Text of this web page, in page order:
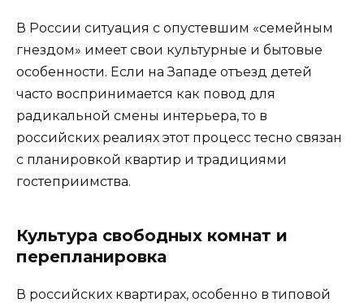
В России ситуация с опустевшим «семейным
гнездом» имеет свои культурные и бытовые
особенности. Если на Западе отъезд детей
часто воспринимается как повод для
радикальной смены интерьера, то в
российских реалиях этот процесс тесно связан
с планировкой квартир и традициями
гостеприимства.
Культура свободных комнат и
перепланировка
В российских квартирах, особенно в типовой